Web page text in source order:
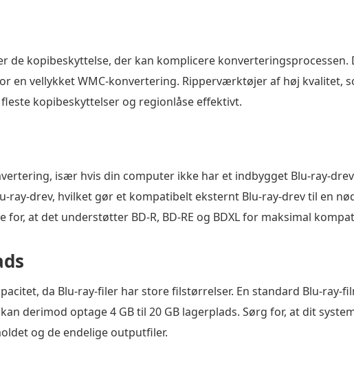
de kopibeskyttelse, der kan komplicere konverteringsprocessen.
vellykket WMC-konvertering. Ripperværktøjer af høj kvalitet,
kopibeskyttelser og regionlåse effektivt.
især hvis din computer ikke har et indbygget Blu-ray-
drev, hvilket gør et kompatibelt eksternt Blu-ray-drev til en
at det understøtter BD-R, BD-RE og BDXL for maksimal
da Blu-ray-filer har store filstørrelser. En standard Blu-ray-
derimod optage 4 GB til 20 GB lagerplads. Sørg for, at dit
og de endelige outputfiler.